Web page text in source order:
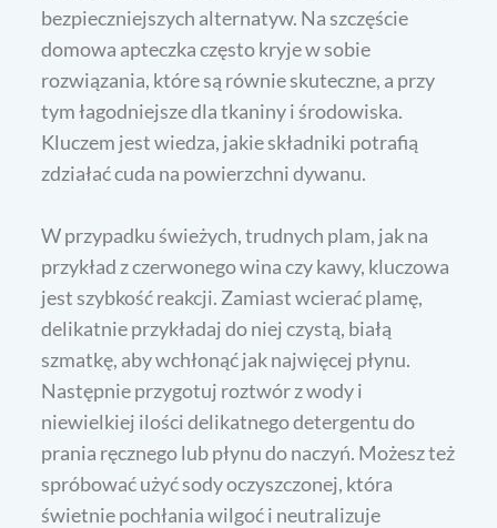
bezpieczniejszych alternatyw. Na szczęście
domowa apteczka często kryje w sobie
rozwiązania, które są równie skuteczne, a przy
tym łagodniejsze dla tkaniny i środowiska.
Kluczem jest wiedza, jakie składniki potrafią
zdziałać cuda na powierzchni dywanu.
W przypadku świeżych, trudnych plam, jak na
przykład z czerwonego wina czy kawy, kluczowa
jest szybkość reakcji. Zamiast wcierać plamę,
delikatnie przykładaj do niej czystą, białą
szmatkę, aby wchłonąć jak najwięcej płynu.
Następnie przygotuj roztwór z wody i
niewielkiej ilości delikatnego detergentu do
prania ręcznego lub płynu do naczyń. Możesz też
spróbować użyć sody oczyszczonej, która
świetnie pochłania wilgoć i neutralizuje